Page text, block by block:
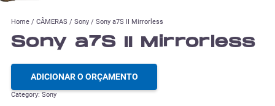
Home / CÂMERAS / Sony / Sony a7S II Mirrorless
Sony a7S II Mirrorless
ADICIONAR O ORÇAMENTO
Category: Sony